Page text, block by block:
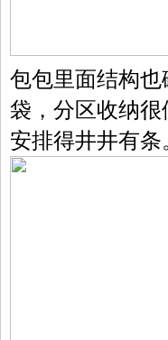
包包里面结构
袋，分区收纳
安排得井井有条